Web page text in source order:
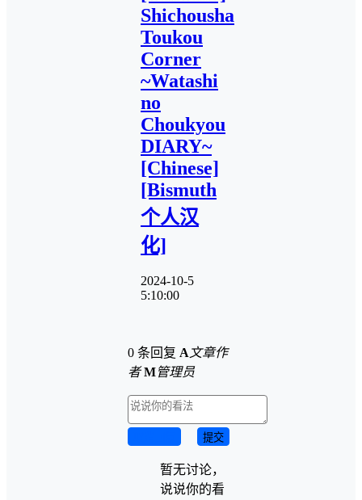
Shichousha
Toukou
Corner
~Watashi
no
Choukyou
DIARY~
[Chinese]
[Bismuth
个人汉
化]
2024-10-5
5:10:00
0 条回复 A 文章作
者 M管理员
提交
暂无讨论，
说说你的看